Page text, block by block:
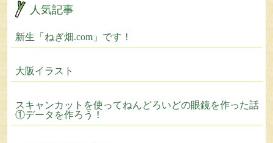
人気記事
新生「ねぎ畑.com」です！
大阪イラスト
スキャンカットを使ってねんどろいどの眼鏡を作った話
①データを作ろう！